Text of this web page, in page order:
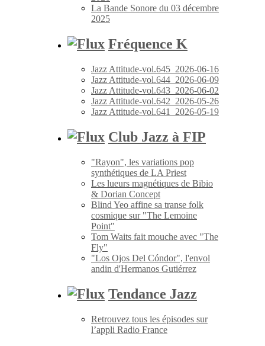
La Bande Sonore du 03 décembre
2025
Fréquence K
Jazz Attitude-vol.645_2026-06-16
Jazz Attitude-vol.644_2026-06-09
Jazz Attitude-vol.643_2026-06-02
Jazz Attitude-vol.642_2026-05-26
Jazz Attitude-vol.641_2026-05-19
Club Jazz à FIP
"Rayon", les variations pop
synthétiques de LA Priest
Les lueurs magnétiques de Bibio
& Dorian Concept
Blind Yeo affine sa transe folk
cosmique sur "The Lemoine
Point"
Tom Waits fait mouche avec "The
Fly"
"Los Ojos Del Cóndor", l'envol
andin d'Hermanos Gutiérrez
Tendance Jazz
Retrouvez tous les épisodes sur
l’appli Radio France